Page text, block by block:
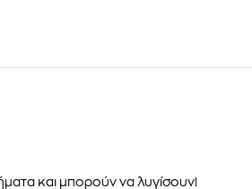
και μπορούν να λυγίσουν!